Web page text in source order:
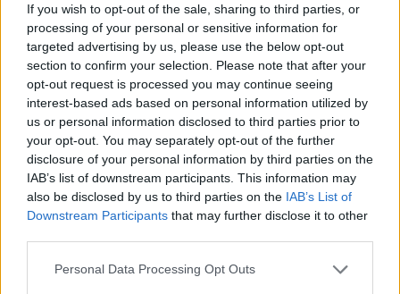
If you wish to opt-out of the sale, sharing to third parties, or
processing of your personal or sensitive information for
targeted advertising by us, please use the below opt-out
section to confirm your selection. Please note that after your
opt-out request is processed you may continue seeing
interest-based ads based on personal information utilized by
us or personal information disclosed to third parties prior to
your opt-out. You may separately opt-out of the further
disclosure of your personal information by third parties on the
IAB’s list of downstream participants. This information may
also be disclosed by us to third parties on the IAB’s List of
Downstream Participants that may further disclose it to other
Please note that this website/app uses one or more Google
Personal Data Processing Opt Outs
– Jeg digger Tour de Ski. Jeg synes det er et
spennende format, og jeg liker å konkurrere mye.
Så det gleder jeg meg til.
Startet i Holmenkollen
Oppturen startet allerede i mars, dahun slo
Therese Johaug og vant 10-kilometeren i
Holmenkollenuka etter VM i Trondheim. Og da
sesongen dro i gang i november, fortsatte Ilar der
hun slapp.